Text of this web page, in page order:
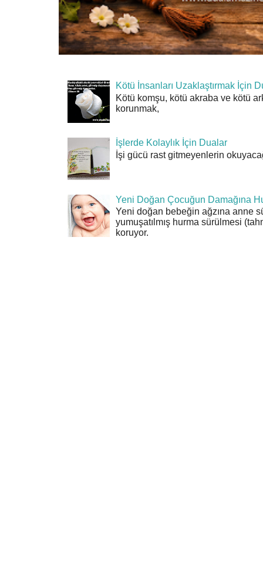
Kötü İnsanları Uzaklaştırmak İçin
Kötü komşu, kötü akraba ve kötü
korunmak,
İşlerde Kolaylık İçin Dualar
İşi gücü rast gitmeyenlerin
Yeni Doğan Çocuğun Damağına
Yeni doğan bebeğin ağzına anne
yumuşatılmış hurma sürülmesi
koruyor.